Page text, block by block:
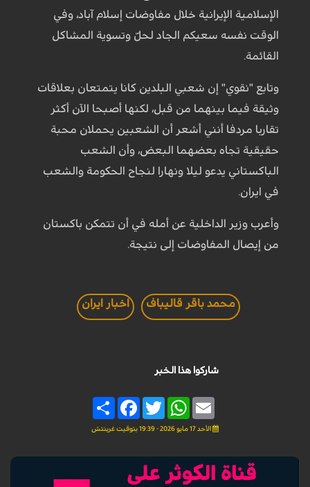
الإسلامية الإيرانية خلال مفاوضات إسلام آباد، وفي
الوقت نفسه سعيكم الجاد لحلّ وتسوية المشاكل
القائمة.
وتابع "نقوي" إن شعبي البلدين کانا یتمتعان بعلاقات
وثيقة فيما بينهما من قبل، لكنها أصبحا الآن أكثر
تقاربا مردفا أنني أشعر أن الشعبين يحملان محبة
حقيقية تجاه بعضهما البعض، وأن الشعب
الباكستاني يدعو ليلا ونهارا لنجاح الحكومة والشعب
في ايران.
وأعرب وزير الداخلية عن أمله في أن تتمكن باكستان
من إيصال المفاوضات إلى نتيجة.
محمد باقر قاليباف اخبار ايران
شاركوا هذا الخبر
Share
FacebookTwitter
WhatsAppEmail
الأحد 17 مايو 2026 - 19:39 بتوقيت غرينتش